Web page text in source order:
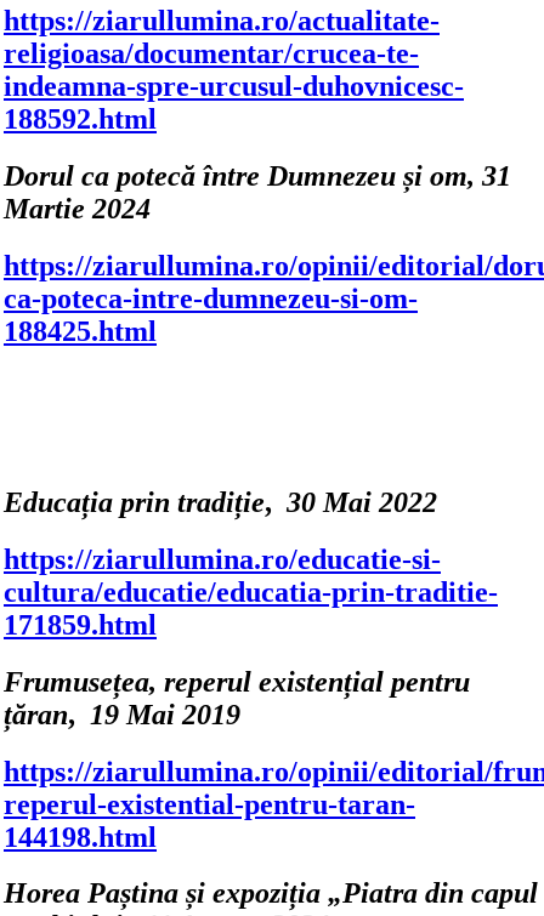
https://ziarullumina.ro/actualitate-
religioasa/documentar/crucea-te-
indeamna-spre-urcusul-duhovnicesc-
188592.html
Dorul ca potecă între Dumnezeu și om, 31
Martie 2024
https://ziarullumina.ro/opinii/editorial/
ca-poteca-intre-dumnezeu-si-om-
188425.html
Educația prin tradiție, 30 Mai 2022
https://ziarullumina.ro/educatie-si-
cultura/educatie/educatia-prin-traditie-
171859.html
Frumusețea, reperul existențial pentru
țăran, 19 Mai 2019
https://ziarullumina.ro/opinii/editorial/
reperul-existential-pentru-taran-
144198.html
Horea Paștina și expoziția „Piatra din capul